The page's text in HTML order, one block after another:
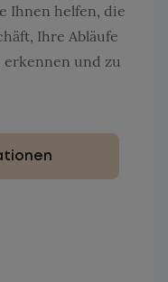
Ihnen helfen, die
Ihre Abläufe
und zu